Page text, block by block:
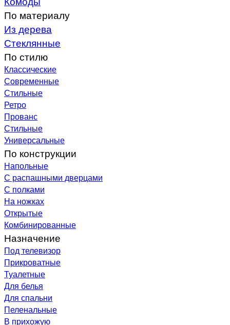
По материалу
Из дерева
Стеклянные
По стилю
Классические
Современные
Стильные
Ретро
Прованс
Стильные
Универсальные
По конструкции
Напольные
С распашными дверцами
С полками
На ножках
Открытые
Комбинированные
Назначение
Под телевизор
Прикроватные
Туалетные
Для белья
Для спальни
Пеленальные
В прихожую